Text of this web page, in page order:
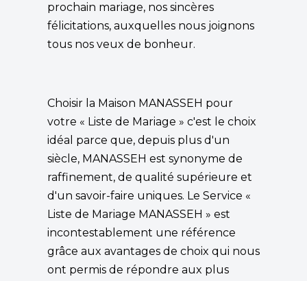
prochain mariage, nos sincères
félicitations, auxquelles nous joignons
tous nos veux de bonheur.
Choisir la Maison MANASSEH pour
votre « Liste de Mariage » c'est le choix
idéal parce que, depuis plus d'un
siècle, MANASSEH est synonyme de
raffinement, de qualité supérieure et
d'un savoir-faire uniques. Le Service «
Liste de Mariage MANASSEH » est
incontestablement une référence
grâce aux avantages de choix qui nous
ont permis de répondre aux plus